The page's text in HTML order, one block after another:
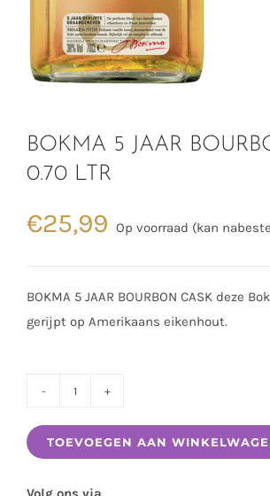
BOKMA 5 JAAR
0.70 LTR
€25,99 Op voorraad (kan
BOKMA 5 JAAR BOURBON CASK deze
gerijpt op Amerikaans eikenhout.
5
JAAR
TOEVOEGEN AAN